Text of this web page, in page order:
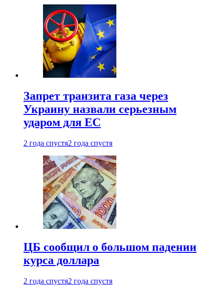
Запрет транзита газа через
Украину назвали серьезным
ударом для ЕС
2 года спустя2 года спустя
ЦБ сообщил о большом падении
курса доллара
2 года спустя2 года спустя